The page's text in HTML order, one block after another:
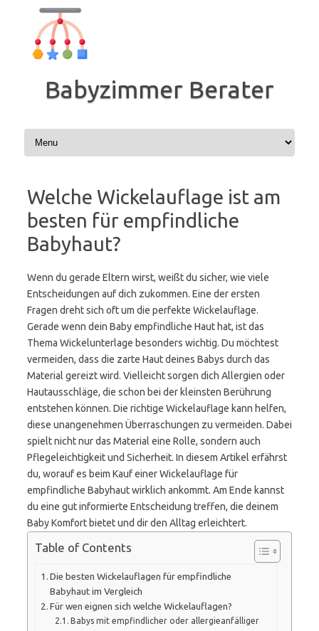
Inhalt
springen
Babyzimmer Berater
Welche Wickelauflage ist am
besten für empfindliche
Babyhaut?
Wenn du gerade Eltern wirst, weißt du sicher, wie viele
Entscheidungen auf dich zukommen. Eine der ersten
Fragen dreht sich oft um die perfekte Wickelauflage.
Gerade wenn dein Baby empfindliche Haut hat, ist das
Thema Wickelunterlage besonders wichtig. Du möchtest
vermeiden, dass die zarte Haut deines Babys durch das
Material gereizt wird. Vielleicht sorgen dich Allergien oder
Hautausschläge, die schon bei der kleinsten Berührung
entstehen können. Die richtige Wickelauflage kann helfen,
diese unangenehmen Überraschungen zu vermeiden. Dabei
spielt nicht nur das Material eine Rolle, sondern auch
Pflegeleichtigkeit und Sicherheit. In diesem Artikel erfährst
du, worauf es beim Kauf einer Wickelauflage für
empfindliche Babyhaut wirklich ankommt. Am Ende kannst
du eine gut informierte Entscheidung treffen, die deinem
Baby Komfort bietet und dir den Alltag erleichtert.
Table of Contents
Die besten Wickelauflagen für empfindliche
Babyhaut im Vergleich
Für wen eignen sich welche Wickelauflagen?
Babys mit empfindlicher oder allergieanfälliger